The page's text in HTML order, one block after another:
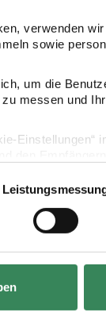
verwenden
sowie
um die
messen und
Einstellungen“
Rico